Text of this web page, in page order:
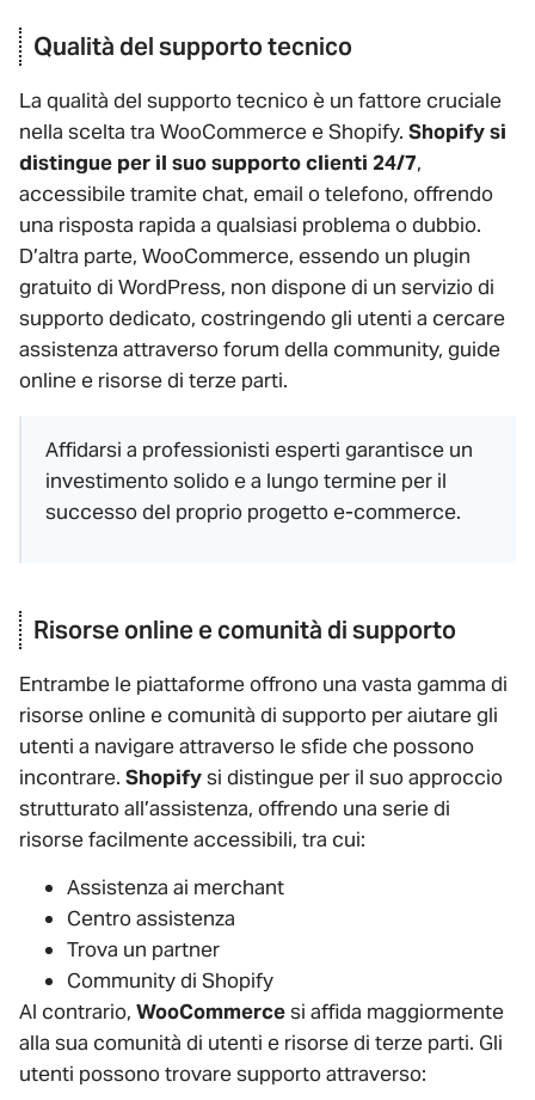
Qualità del supporto tecnico
La qualità del supporto tecnico è un fattore cruciale
nella scelta tra WooCommerce e Shopify. Shopify si
distingue per il suo supporto clienti 24/7,
accessibile tramite chat, email o telefono, offrendo
una risposta rapida a qualsiasi problema o dubbio.
D’altra parte, WooCommerce, essendo un plugin
gratuito di WordPress, non dispone di un servizio di
supporto dedicato, costringendo gli utenti a cercare
assistenza attraverso forum della community, guide
online e risorse di terze parti.
Affidarsi a professionisti esperti garantisce un
investimento solido e a lungo termine per il
successo del proprio progetto e-commerce.
Risorse online e comunità di supporto
Entrambe le piattaforme offrono una vasta gamma di
risorse online e comunità di supporto per aiutare gli
utenti a navigare attraverso le sfide che possono
incontrare. Shopifysi distingue per il suo approccio
strutturato all’assistenza, offrendo una serie di
risorse facilmente accessibili, tra cui:
Assistenza ai merchant
Centro assistenza
Trova un partner
Community di Shopify
Al contrario, WooCommercesi affida maggiormente
alla sua comunità di utenti e risorse di terze parti. Gli
utenti possono trovare supporto attraverso: